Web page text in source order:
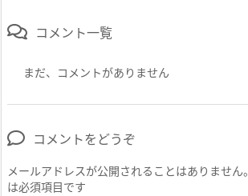
コメント一覧
まだ、コメントがありません
コメントをどうぞ
メールアドレスが公開されることはありません。
は必須項目です